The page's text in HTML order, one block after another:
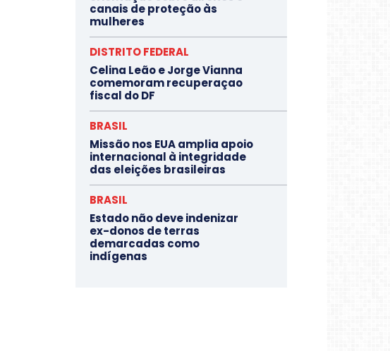
canais de proteção às
mulheres
DISTRITO FEDERAL
Celina Leão e Jorge Vianna
comemoram recuperaçao
fiscal do DF
BRASIL
Missão nos EUA amplia apoio
internacional à integridade
das eleições brasileiras
BRASIL
Estado não deve indenizar
ex-donos de terras
demarcadas como
indígenas